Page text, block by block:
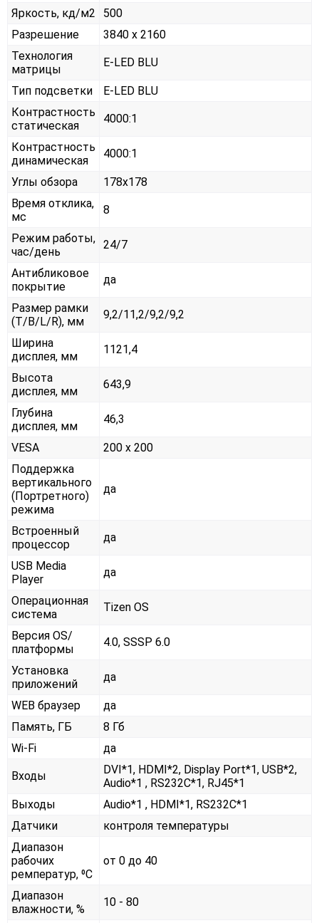
Яркость, кд/м2
500
Разрешение
3840 x 2160
Технология
матрицы
E-LED BLU
Тип подсветки
E-LED BLU
Контрастность
статическая
4000:1
Контрастность
динамическая
4000:1
Углы обзора
178x178
Время отклика,
мс
8
Режим работы,
час/день
24/7
Антибликовое
покрытие
да
Размер рамки
(T/B/L/R), мм
9,2/11,2/9,2/9,2
Ширина
дисплея, мм
1121,4
Высота
дисплея, мм
643,9
Глубина
дисплея, мм
46,3
VESA
200 x 200
Поддержка
вертикального
(Портретного)
режима
да
Встроенный
процессор
да
USB Media
Player
да
Операционная
система
Tizen OS
Версия OS/
платформы
4.0, SSSP 6.0
Установка
приложений
да
WEB браузер
да
Память, ГБ
8 Гб
Wi-Fi
да
Входы
DVI*1, HDMI*2, Display Port*1, USB*2,
Audio*1 , RS232С*1, RJ45*1
Выходы
Audio*1 , HDMI*1, RS232С*1
Датчики
контроля температуры
Диапазон
рабочих
ремператур, ⁰С
от 0 до 40
Диапазон
влажности, %
10 - 80